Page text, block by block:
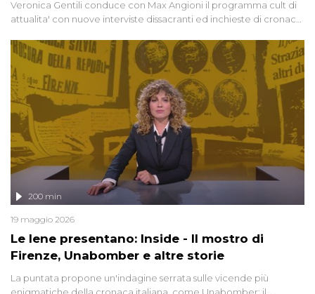
Veronica Gentili conduce con Max Angioni il programma cult di
attualita' con nuove interviste dissacranti ed inchieste di cronaca
Le Iene presentano: Inside - Il mostro di
Firenze, Unabomber e altre storie
200 min
19 maggio 2026
La puntata propone un'indagine serrata sulle vicende più